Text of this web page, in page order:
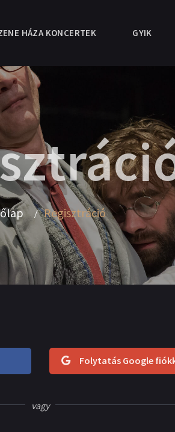
HÁZA KONCERTEK GYIK
Regisztráció
Folytatás Google
vagy